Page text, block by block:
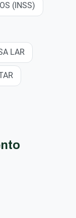
(INSS)
LAR